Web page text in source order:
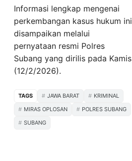
Informasi lengkap mengenai
perkembangan kasus hukum ini
disampaikan melalui
pernyataan resmi Polres
Subang yang dirilis pada Kamis
(12/2/2026).
TAGS JAWA BARAT
KRIMINAL
MIRAS OPLOSAN
POLRES SUBANG
SUBANG